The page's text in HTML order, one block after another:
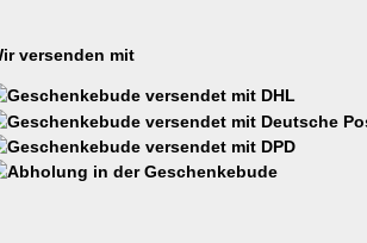
versenden mit